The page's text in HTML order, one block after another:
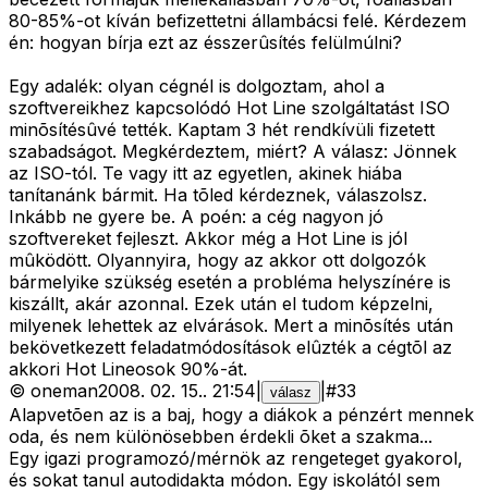
80-85%-ot kíván befizettetni állambácsi felé. Kérdezem
én: hogyan bírja ezt az ésszerûsítés felülmúlni?
Egy adalék: olyan cégnél is dolgoztam, ahol a
szoftvereikhez kapcsolódó Hot Line szolgáltatást ISO
minõsítésûvé tették. Kaptam 3 hét rendkívüli fizetett
szabadságot. Megkérdeztem, miért? A válasz: Jönnek
az ISO-tól. Te vagy itt az egyetlen, akinek hiába
tanítanánk bármit. Ha tõled kérdeznek, válaszolsz.
Inkább ne gyere be. A poén: a cég nagyon jó
szoftvereket fejleszt. Akkor még a Hot Line is jól
mûködött. Olyannyira, hogy az akkor ott dolgozók
bármelyike szükség esetén a probléma helyszínére is
kiszállt, akár azonnal. Ezek után el tudom képzelni,
milyenek lehettek az elvárások. Mert a minõsítés után
bekövetkezett feladatmódosítások elûzték a cégtõl az
akkori Hot Lineosok 90%-át.
© oneman2008. 02. 15.. 21:54 válasz #33
Alapvetõen az is a baj, hogy a diákok a pénzért mennek
oda, és nem különösebben érdekli õket a szakma...
Egy igazi programozó/mérnök az rengeteget gyakorol,
és sokat tanul autodidakta módon. Egy iskolától sem